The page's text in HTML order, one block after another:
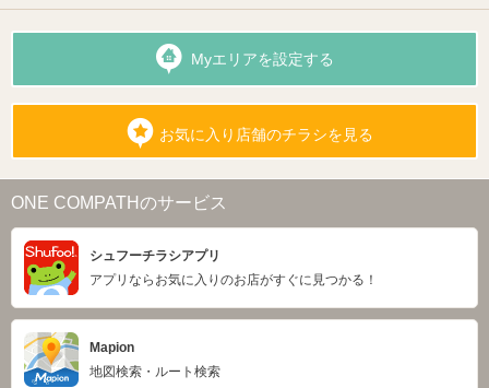
Myエリアを設定する
お気に入り店舗のチラシを見る
ONE COMPATHのサービス
シュフーチラシアプリ
アプリならお気に入りのお店がすぐに見つかる！
Mapion
地図検索・ルート検索